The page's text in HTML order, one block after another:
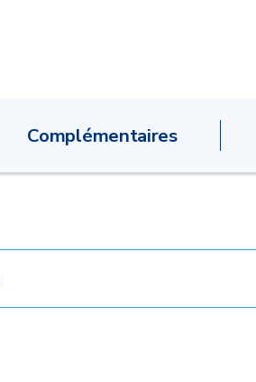
Complémentaires